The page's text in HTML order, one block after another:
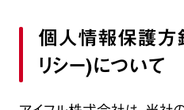
個人情報保護方
リシー)について